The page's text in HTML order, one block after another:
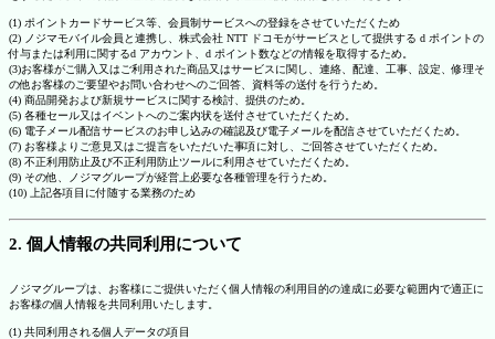
(1) ポイントカードサービス等、会員制サービスへの登録をさせていただくため
(2) ノジマモバイル会員と連携し、株式会社 NTT ドコモがサービスとして提供する d ポイントの
付与または利用に関するd アカウント、d ポイント数などの情報を取得するため。
(3)お客様がご購入又はご利用された商品又はサービスに関し、連絡、配達、工事、設定、修理そ
の他お客様のご要望やお問い合わせへのご回答、資料等の送付を行うため。
(4) 商品開発および新規サービスに関する検討、提供のため。
(5) 各種セール又はイベントへのご案内状を送付させていただくため。
(6) 電子メール配信サービスのお申し込みの確認及び電子メールを配信させていただくため。
(7) お客様よりご意見又はご提言をいただいた事項に対し、ご回答させていただくため。
(8) 不正利用防止及び不正利用防止ツールに利用させていただくため。
(9) その他、ノジマグループが経営上必要な各種管理を行うため。
(10) 上記各項目に付随する業務のため
2. 個人情報の共同利用について
ノジマグループは、お客様にご提供いただく個人情報の利用目的の達成に必要な範囲内で適正に
お客様の個人情報を共同利用いたします。
(1) 共同利用される個人データの項目